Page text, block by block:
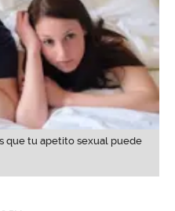
que tu apetito sexual puede